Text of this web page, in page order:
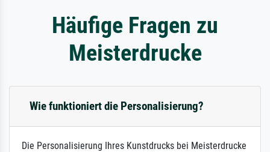
Häufige Fragen zu
Meisterdrucke
Wie funktioniert die Personalisierung?
Die Personalisierung Ihres Kunstdrucks bei Meisterdrucke